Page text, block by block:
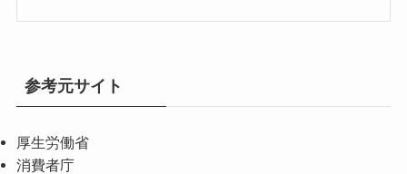
参考元サイト
厚生労働省
消費者庁